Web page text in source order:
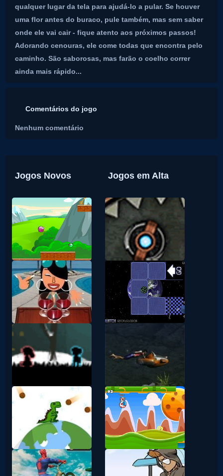
qualquer lugar da tela para ajudá-lo a pular. Se houver
uma flor antes do buraco, pule também, mas sem saber
onde ele vai cair - fique atento aos próximos passos!
Adorando cenouras, ele come todas que encontra pelo
caminho. São saborosas, mas farão o coelho correr
ainda mais rápido...
Comentários do jogo
Nenhum comentário
Jogos Novos Jogos em Alta